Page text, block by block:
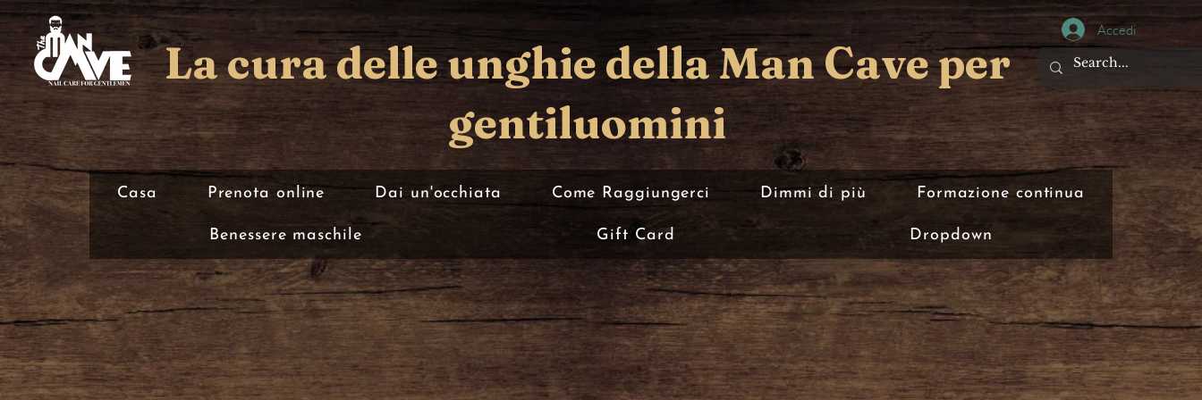
La cura delle unghie della Man Cave per
gentiluomini
Accedi
Casa Prenota online Dai un'occhiata Come Raggiungerci Dimmi di più Formazione continua
Benessere maschile Gift Card Dropdown